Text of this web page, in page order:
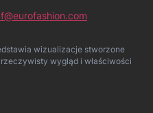
wizualizacje stworzone
wygląd i właściwości